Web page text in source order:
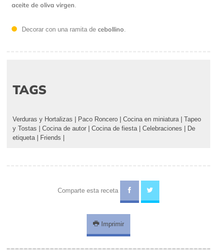
aceite de oliva virgen
Decorar con una ramita de cebollino
TAGS
Verduras y Hortalizas | Paco Roncero | Cocina en miniatura | Tapeo
y Tostas | Cocina de autor | Cocina de fiesta | Celebraciones | De
etiqueta | Friends |
Comparte esta receta
Imprimir